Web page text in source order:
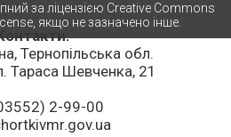
Тернопільська обл.
Тараса Шевченка, 21
2-99-00
за ліцензією Creative Commons
якщо не зазначено інше.